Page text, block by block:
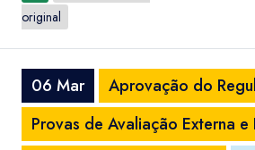
original
06 Mar
Aprovação do
Provas de Avaliação Externa e